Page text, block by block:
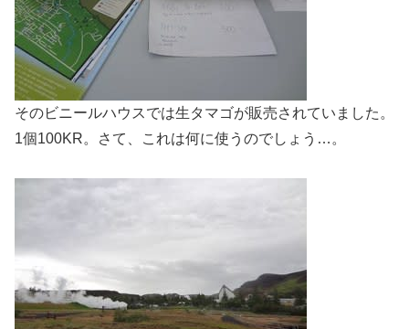
そのビニールハウスでは生タマゴが販売されていました。
1個100KR。さて、これは何に使うのでしょう…。